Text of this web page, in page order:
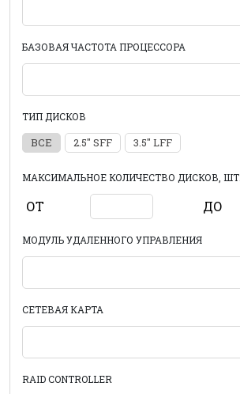
БАЗОВАЯ ЧАСТОТА ПРОЦЕССОРА
ТИП ДИСКОВ
ВСЕ 2.5" SFF 3.5" LFF
МАКСИМАЛЬНОЕ КОЛИЧЕСТВО ДИСКОВ, ШТ.
ОТ ДО
МОДУЛЬ УДАЛЕННОГО УПРАВЛЕНИЯ
СЕТЕВАЯ КАРТА
RAID CONTROLLER